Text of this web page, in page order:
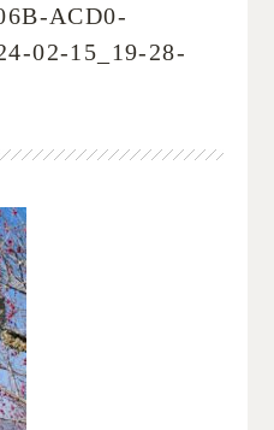
ACD0-
02-15_19-28-